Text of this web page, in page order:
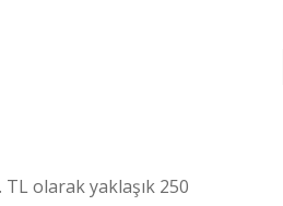
olarak yaklaşık 250